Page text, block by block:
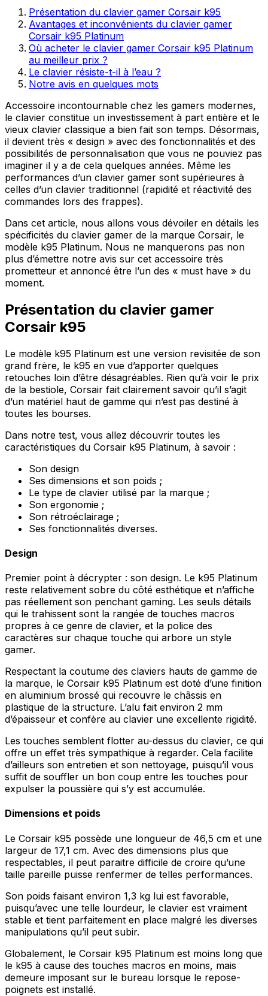
Présentation du clavier gamer Corsair k95
Avantages et inconvénients du clavier gamer
Corsair k95 Platinum
Où acheter le clavier gamer Corsair k95 Platinum
au meilleur prix ?
Le clavier résiste-t-il à l’eau ?
Notre avis en quelques mots
Accessoire incontournable chez les gamers modernes,
le clavier constitue un investissement à part entière et le
vieux clavier classique a bien fait son temps. Désormais,
il devient très « design » avec des fonctionnalités et des
possibilités de personnalisation que vous ne pouviez pas
imaginer il y a de cela quelques années. Même les
performances d’un clavier gamer sont supérieures à
celles d’un clavier traditionnel (rapidité et réactivité des
commandes lors des frappes).
Dans cet article, nous allons vous dévoiler en détails les
spécificités du clavier gamer de la marque Corsair, le
modèle k95 Platinum. Nous ne manquerons pas non
plus d’émettre notre avis sur cet accessoire très
prometteur et annoncé être l’un des « must have » du
moment.
Présentation du clavier gamer
Corsair k95
Le modèle k95 Platinum est une version revisitée de son
grand frère, le k95 en vue d’apporter quelques
retouches loin d’être désagréables. Rien qu’à voir le prix
de la bestiole, Corsair fait clairement savoir qu’il s’agit
d’un matériel haut de gamme qui n’est pas destiné à
toutes les bourses.
Dans notre test, vous allez découvrir toutes les
caractéristiques du Corsair k95 Platinum, à savoir :
Son design
Ses dimensions et son poids ;
Le type de clavier utilisé par la marque ;
Son ergonomie ;
Son rétroéclairage ;
Ses fonctionnalités diverses.
Design
Premier point à décrypter : son design. Le k95 Platinum
reste relativement sobre du côté esthétique et n’affiche
pas réellement son penchant gaming. Les seuls détails
qui le trahissent sont la rangée de touches macros
propres à ce genre de clavier, et la police des
caractères sur chaque touche qui arbore un style
gamer.
Respectant la coutume des claviers hauts de gamme de
la marque, le Corsair k95 Platinum est doté d’une finition
en aluminium brossé qui recouvre le châssis en
plastique de la structure. L’alu fait environ 2 mm
d’épaisseur et confère au clavier une excellente rigidité.
Les touches semblent flotter au-dessus du clavier, ce qui
offre un effet très sympathique à regarder. Cela facilite
d’ailleurs son entretien et son nettoyage, puisqu’il vous
suffit de souffler un bon coup entre les touches pour
expulser la poussière qui s’y est accumulée.
Dimensions et poids
Le Corsair k95 possède une longueur de 46,5 cm et une
largeur de 17,1 cm. Avec des dimensions plus que
respectables, il peut paraitre difficile de croire qu’une
taille pareille puisse renfermer de telles performances.
Son poids faisant environ 1,3 kg lui est favorable,
puisqu’avec une telle lourdeur, le clavier est vraiment
stable et tient parfaitement en place malgré les diverses
manipulations qu’il peut subir.
Globalement, le Corsair k95 Platinum est moins long que
le k95 à cause des touches macros en moins, mais
demeure imposant sur le bureau lorsque le repose-
poignets est installé.